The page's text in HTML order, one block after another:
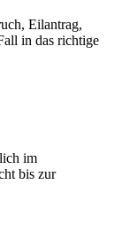
Eilantrag,
in das richtige
im
bis zur